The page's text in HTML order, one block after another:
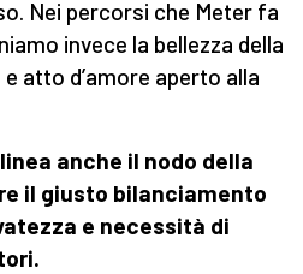
Nei percorsi che Meter fa
invece la bellezza della
atto d’amore aperto alla
anche il nodo della
il giusto bilanciamento
e necessità di
.